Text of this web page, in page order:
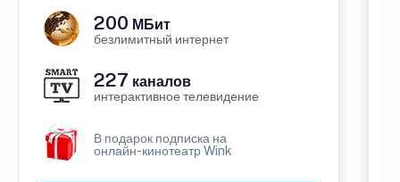
200 МБит
безлимитный интернет
227 каналов
интерактивное телевидение
В подарок подписка на
онлайн-кинотеатр Wink